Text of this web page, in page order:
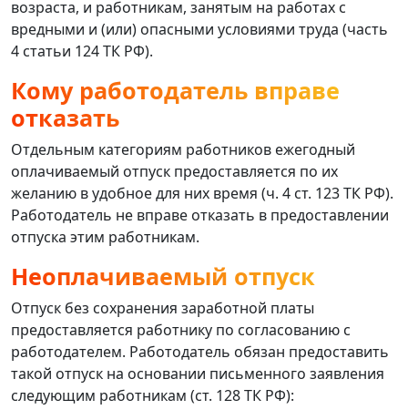
возраста, и работникам, занятым на работах с
вредными и (или) опасными условиями труда (часть
4 статьи 124 ТК РФ).
Кому работодатель вправе
отказать
Отдельным категориям работников ежегодный
оплачиваемый отпуск предоставляется по их
желанию в удобное для них время (ч. 4 ст. 123 ТК РФ).
Работодатель не вправе отказать в предоставлении
отпуска этим работникам.
Неоплачиваемый отпуск
Отпуск без сохранения заработной платы
предоставляется работнику по согласованию с
работодателем. Работодатель обязан предоставить
такой отпуск на основании письменного заявления
следующим работникам (ст. 128 ТК РФ):